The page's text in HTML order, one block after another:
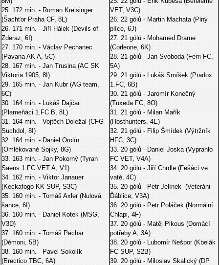
25. 172 min. - Roman Kreisinger
(Šachťor Praha CF, 8L)
26. 171 min. - Jiří Hálek (Devils of
Zderaz, 6I)
27. 170 min. - Václav Pechanec
(Pavana AK A, 5C)
28. 167 min. - Jan Trusina (AC SK
Viktoria 1905, 8I)
29. 165 min. - Jan Kubr (AG team,
6C)
30. 164 min. - Lukáš Dajčar
(Plameňáci 1.FC B, 8L)
31. 164 min. - Vojtěch Doležal (CFG
Suchdol, 8I)
32. 164 min. - Daniel Orolín
(Omlékované Sojky, 8G)
33. 163 min. - Jan Pokorný (Tyran
Saens 1.FC VET A, V1)
34. 162 min. - Viktor Janauer
(Keckafogo KK SUP, S3C)
35. 160 min. - Tomáš Axler (Nulová
šance, 6I)
36. 160 min. - Daniel Kotek (MSG,
V3D)
37. 160 min. - Tomáš Pechar
(Démoni, 5B)
38. 160 min. - Pavel Sokolík
(Erectico TBC, 6A)
VET, V3C)
26. 22 gólů - Martin Machata (Plný
plíce, 6J)
27. 21 gólů - Mohamed Drame
(Corleone, 6K)
28. 21 gólů - Jan Svoboda (Ferri FC,
5A)
29. 21 gólů - Lukáš Smíšek (Pradox
1.FC, 6B)
30. 21 gólů - Jaromír Konečný
(Tuxeda FC, 8O)
31. 21 gólů - Milan Mařík
(Hosthunters, 4E)
32. 21 gólů - Filip Šmídek (Výtržník
HFC, 3C)
33. 20 gólů - Daniel Joska (Vyprahlo
FC VET, V4A)
34. 20 gólů - Jiří Chrdle (Fešáci ve
vatě, 4C)
35. 20 gólů - Petr Jelínek (Veteráni
Ďáblice, V3A)
36. 20 gólů - Petr Poláček (Normální
Chlapi, 4F)
37. 20 gólů - Matěj Pikous (Domácí
potřeby A, 3A)
38. 20 gólů - Lubomír Nešpor (Kbelák
FC SUP, S2B)
39. 20 gólů - Miloslav Skalický (DP